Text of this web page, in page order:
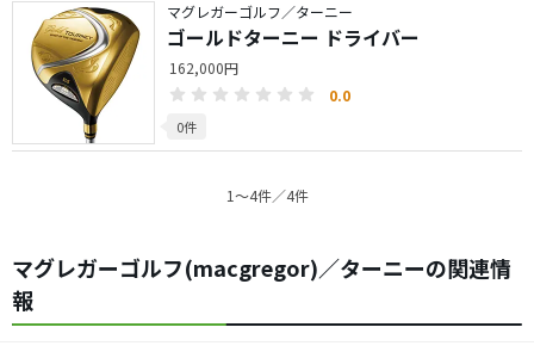
マグレガーゴルフ／ターニー
ゴールドターニー ドライバー
162,000円
0.0
0件
1〜4件／4件
マグレガーゴルフ(macgregor)／ターニーの関連情
報